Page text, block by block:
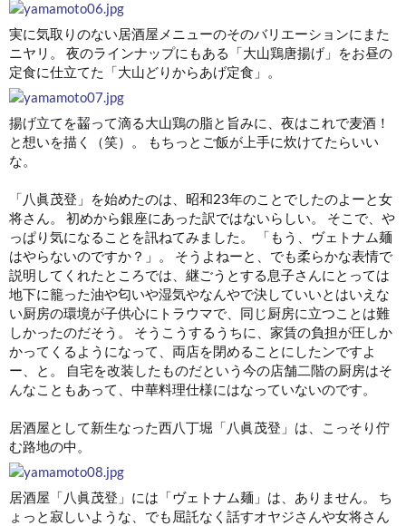
実に気取りのない居酒屋メニューのそのバリエーションにまた
ニヤリ。 夜のラインナップにもある「大山鶏唐揚げ」をお昼の
定食に仕立てた「大山どりからあげ定食」。
揚げ立てを齧って滴る大山鶏の脂と旨みに、夜はこれで麦酒！
と想いを描く（笑）。 もちっとご飯が上手に炊けてたらいい
な。
「八眞茂登」を始めたのは、昭和23年のことでしたのよーと女
将さん。 初めから銀座にあった訳ではないらしい。 そこで、や
っぱり気になることを訊ねてみました。 「もう、ヴェトナム麺
はやらないのですか？」。 そうよねーと、でも柔らかな表情で
説明してくれたところでは、継ごうとする息子さんにとっては
地下に籠った油や匂いや湿気やなんやで決していいとはいえな
い厨房の環境が子供心にトラウマで、同じ厨房に立つことは難
しかったのだそう。 そうこうするうちに、家賃の負担が圧しか
かってくるようになって、両店を閉めることにしたンですよ
ー、と。 自宅を改装したものだという今の店舗二階の厨房はそ
んなこともあって、中華料理仕様にはなっていないのです。
居酒屋として新生なった西八丁堀「八眞茂登」は、こっそり佇
む路地の中。
居酒屋「八眞茂登」には「ヴェトナム麺」は、ありません。 ち
ょっと寂しいような、でも屈託なく話すオヤジさんや女将さん